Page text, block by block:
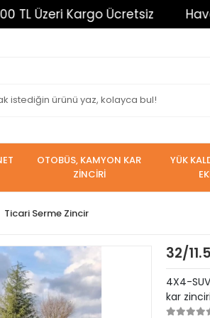
Kargo Ücretsiz Havale İle
OTOBÜS, KAMYON KAR
ZİNCİRİ
YÜK
Ticari Serme Zincir
32/
4X4-
kar zinciri